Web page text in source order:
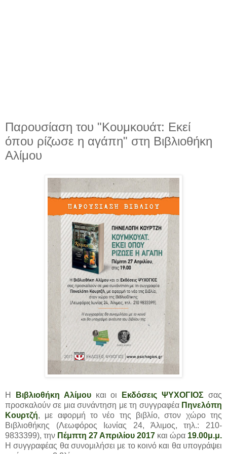
Παρουσίαση του "Κουμκουάτ: Εκεί
όπου ρίζωσε η αγάπη" στη Βιβλιοθήκη
Αλίμου
Η Βιβλιοθήκη Αλίμουκαι οι Εκδόσεις ΨΥΧΟΓΙΟΣσας
προσκαλούν σε μια συνάντηση με τη συγγραφέα Πηνελόπη
Κουρτζή, με αφορμή το νέο της βιβλίο, στον χώρο της
Bιβλιοθήκης (Λεωφόρος Ιωνίας 24, Άλιμος, τηλ.: 210-
9833399), την Πέμπτη 27 Απριλίου 2017 και ώρα 19.00μ.μ.
Η συγγραφέας θα συνομιλήσει με το κοινό και θα υπογράψει